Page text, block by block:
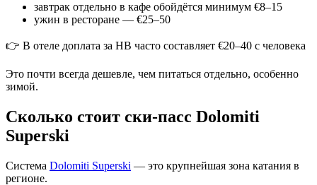
завтрак отдельно в кафе обойдётся минимум €8–15
ужин в ресторане — €25–50
👉 В отеле доплата за HB часто составляет €20–40 с человека
Это почти всегда дешевле, чем питаться отдельно, особенно
зимой.
Сколько стоит ски-пасс Dolomiti
Superski
Система Dolomiti Superski — это крупнейшая зона катания в
регионе.